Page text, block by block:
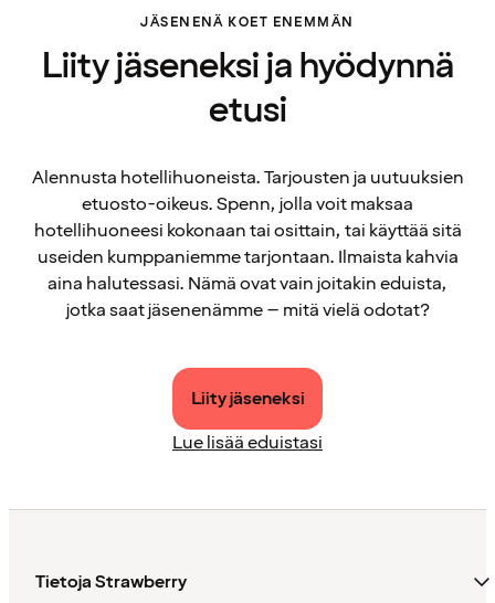
JÄSENENÄ KOET ENEMMÄN
Liity jäseneksi ja hyödynnä
etusi
Alennusta hotellihuoneista. Tarjousten ja uutuuksien
etuosto-oikeus. Spenn, jolla voit maksaa
hotellihuoneesi kokonaan tai osittain, tai käyttää sitä
useiden kumppaniemme tarjontaan. Ilmaista kahvia
aina halutessasi. Nämä ovat vain joitakin eduista,
jotka saat jäsenenämme – mitä vielä odotat?
Liity jäseneksi
Lue lisää eduistasi
Tietoja Strawberry